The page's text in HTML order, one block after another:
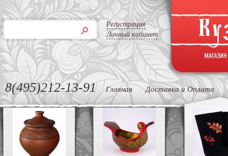
Регистрация
Личный кабинет
8(495)212-13-91 Главная Доставка и Оплата